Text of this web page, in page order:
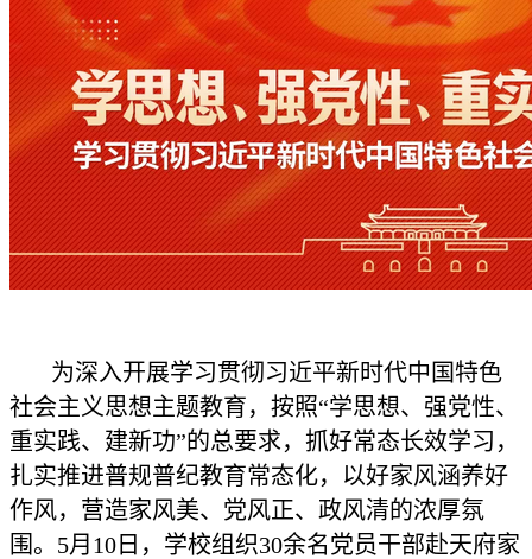
为深入开展学习贯彻习近平新时代中国特色
社会主义思想主题教育，按照“学思想、强党性、
重实践、建新功”的总要求，抓好常态长效学习，
扎实推进普规普纪教育常态化，以好家风涵养好
作风，营造家风美、党风正、政风清的浓厚氛
围。5月10日，学校组织30余名党员干部赴天府家